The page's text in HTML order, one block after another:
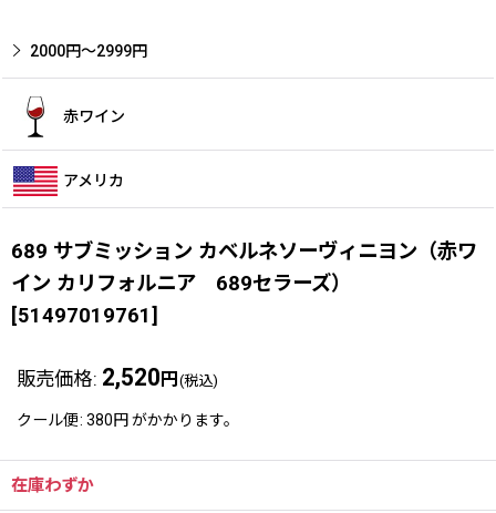
2000円〜2999円
赤ワイン
アメリカ
689 サブミッション カベルネソーヴィニヨン（赤ワ
イン カリフォルニア 689セラーズ）
[51497019761]
販売価格: 2,520 円 (税込)
クール便: 380円がかかります。
在庫わずか